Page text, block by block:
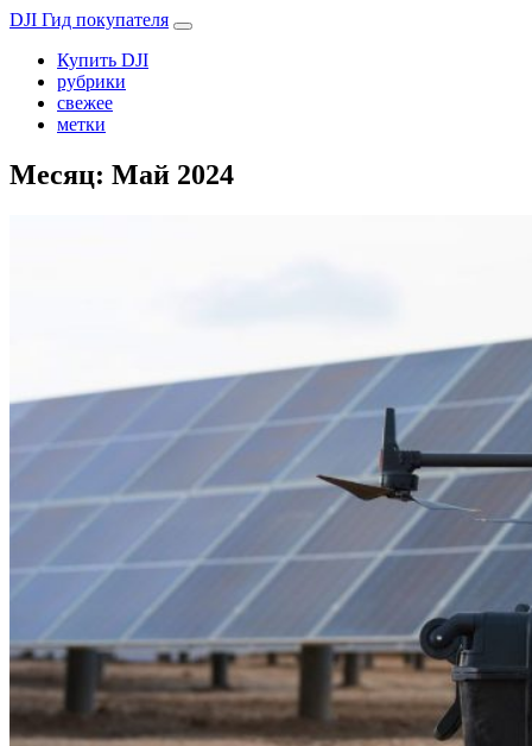
DJI Гид покупателя
Купить DJI
рубрики
свежее
метки
Месяц: Май 2024